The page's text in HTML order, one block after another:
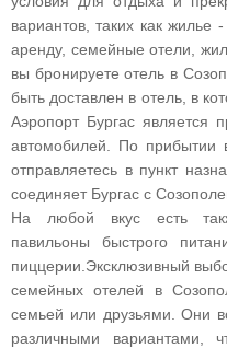
вариантов, таких как жилье
аренду, семейные отели,
вы бронируете отель в
быть доставлен в отель, в
Аэропорт Бургас является
автомобилей. По
отправляетесь в пункт
соединяет Бургас с
На любой вкус есть
павильоны быстрого
пиццерии.Эксклюзивный
семейных отелей в
семьей или друзьями. Они
различными вариантами,